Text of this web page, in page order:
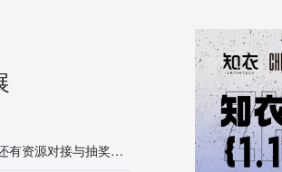
3.28-3.30上海国家会展中心，知衣科技邀您参展，现场感受知衣产品演示与体验，还有资源对接与抽奖等惊喜掉落！